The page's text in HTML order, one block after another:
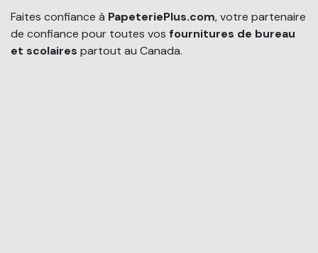
Faites confiance à PapeteriePlus.com, votre partenaire
de confiance pour toutes vos fournitures de bureau
et scolaires partout au Canada.